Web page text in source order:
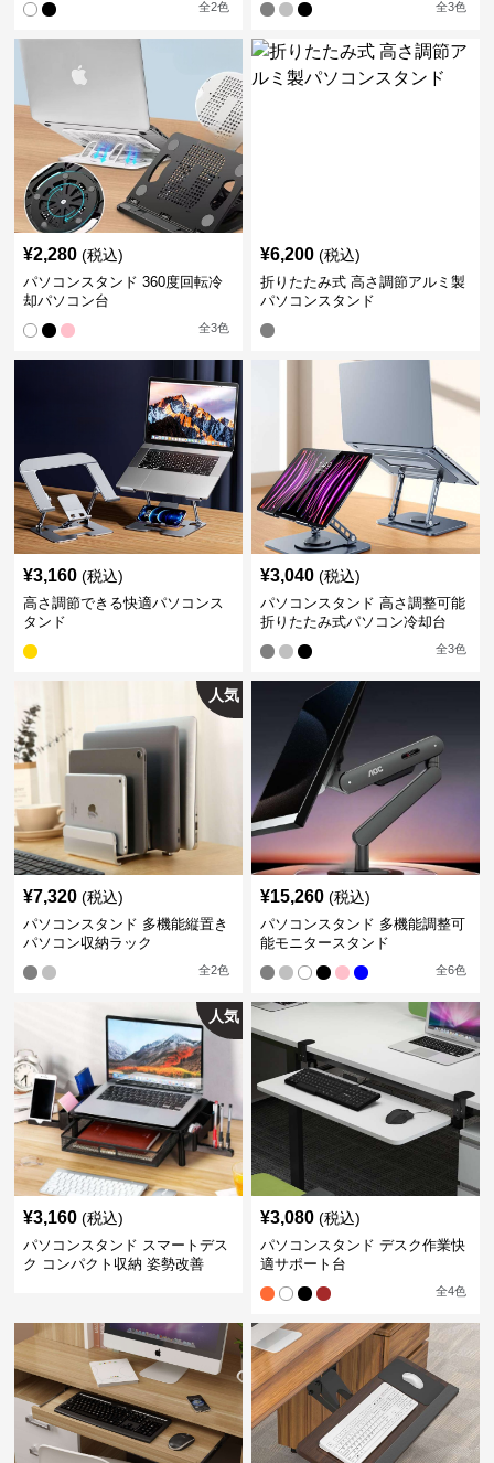
全2色 全3色
¥2,280 (税込)
パソコンスタンド 360度回転冷
却パソコン台
全3色
¥6,200 (税込)
折りたたみ式 高さ調節アルミ製
パソコンスタンド
¥3,160 (税込)
高さ調節できる快適パソコンス
タンド
¥3,040 (税込)
パソコンスタンド 高さ調整可能
折りたたみ式パソコン冷却台
全3色
人気
¥7,320 (税込)
パソコンスタンド 多機能縦置き
パソコン収納ラック
全2色
¥15,260 (税込)
パソコンスタンド 多機能調整可
能モニタースタンド
全6色
人気
¥3,160 (税込)
パソコンスタンド スマートデス
ク コンパクト収納 姿勢改善
¥3,080 (税込)
パソコンスタンド デスク作業快
適サポート台
全4色